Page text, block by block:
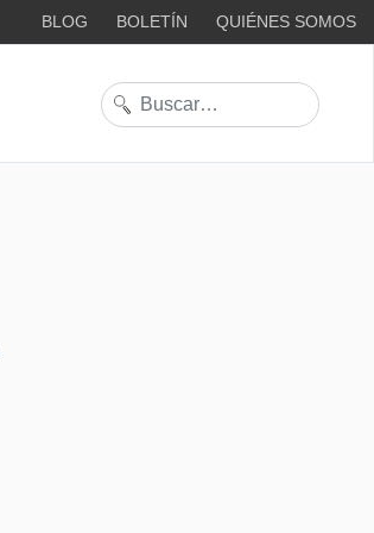
BLOG BOLETÍN QUIÉNES SOMOS
Buscar